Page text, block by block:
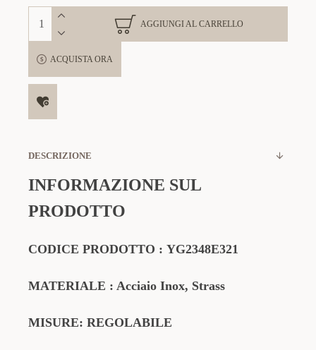
AGGIUNGI AL CARRELLO
ACQUISTA ORA
DESCRIZIONE
INFORMAZIONE SUL
PRODOTTO
CODICE PRODOTTO : YG2348E321
MATERIALE : Acciaio Inox, Strass
MISURE: REGOLABILE